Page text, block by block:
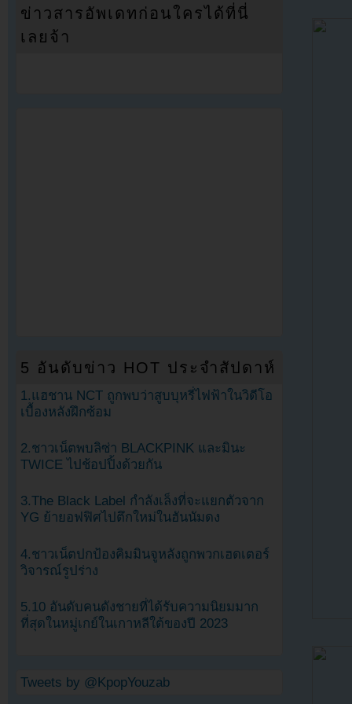
ข่าวสารอัพเดทก่อนใครได้ที่นี่
เลยจ้า
5 อันดับข่าว HOT ประจำสัปดาห์
1.แฮชาน NCT ถูกพบว่าสูบบุหรี่ไฟฟ้าในวิดีโอ
เบื้องหลังฝึกซ้อม
2.ชาวเน็ตพบลิซ่า BLACKPINK และมินะ
TWICE ไปช้อปปิ้งด้วยกัน
3.The Black Label กำลังเล็งที่จะแยกตัวจาก
YG ย้ายอฟฟิศไปตึกใหม่ในฮันนัมดง
4.ชาวเน็ตปกป้องคิมมินจูหลังถูกพวกเฮดเตอร์
วิจารณ์รูปร่าง
5.10 อันดับคนดังชายที่ได้รับความนิยมมาก
ที่สุดในหมู่เกย์ในเกาหลีใต้ของปี 2023
Tweets by @KpopYouzab